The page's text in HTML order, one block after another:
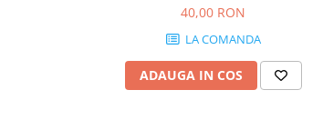
40,00 RON
LA COMANDA
ADAUGA IN COS